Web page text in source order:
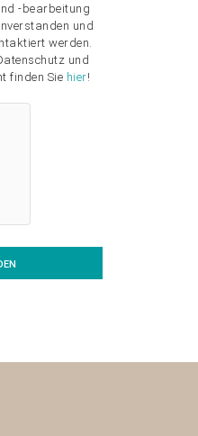
-bearbeitung
und
werden.
und
finden Sie hier!